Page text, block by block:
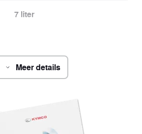
7 liter
2050 x 735 x 1210 mm
Meer details